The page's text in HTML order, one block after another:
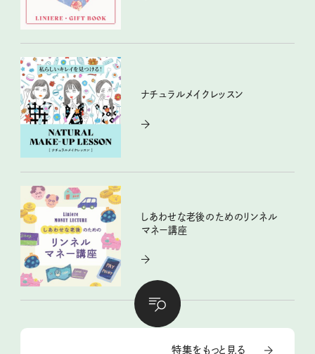
ナチュラルメイクレッスン
しあわせな老後のためのリンネル
マネー講座
特集をもっと見る